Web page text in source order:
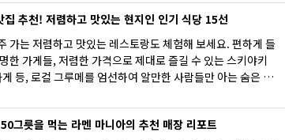
의 하루를 기분 좋게 보내고 싶은 분들을 위한 코스로 참고
집 추천! 저렴하고 맛있는 현지인 인기 식당 15선
가는 저렴하고 맛있는 레스토랑도 체험해 보세요. 편하게 들
한 가게들, 저렴한 가격으로 제대로 즐길 수 있는 스키야키
등, 로컬 그루메를 엄선하여 알만한 사람들만 아는 숨은 명
그릇을 먹는 라멘 마니아의 추천 매장 리포트